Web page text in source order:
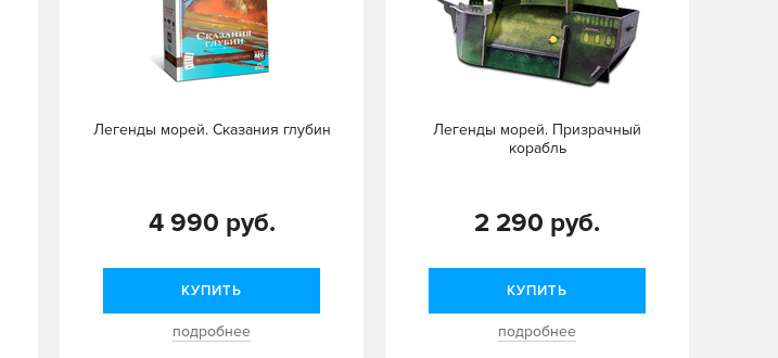
Легенды морей. Сказания глубин
4 990 руб.
КУПИТЬ
подробнее
Легенды морей. Призрачный
корабль
2 290 руб.
КУПИТЬ
подробнее